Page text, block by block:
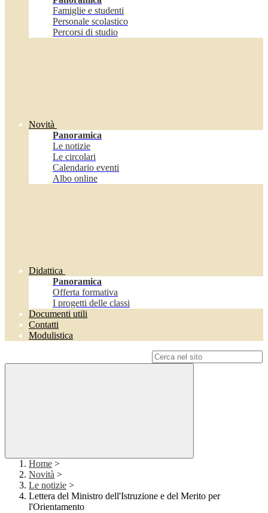
Famiglie e studenti
Personale scolastico
Percorsi di studio
Novità
Panoramica
Le notizie
Le circolari
Calendario eventi
Albo online
Didattica
Panoramica
Offerta formativa
I progetti delle classi
Documenti utili
Contatti
Modulistica
Home >
Novità >
Le notizie >
Lettera del Ministro dell'Istruzione e del Merito per
l'Orientamento